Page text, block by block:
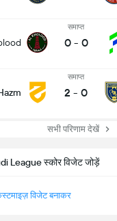
समाप्त
0 - 0
समाप्त
2 - 0
सभी परिणाम देखें
League स्कोर विजेट जोड़ें
विजेट बनाकर